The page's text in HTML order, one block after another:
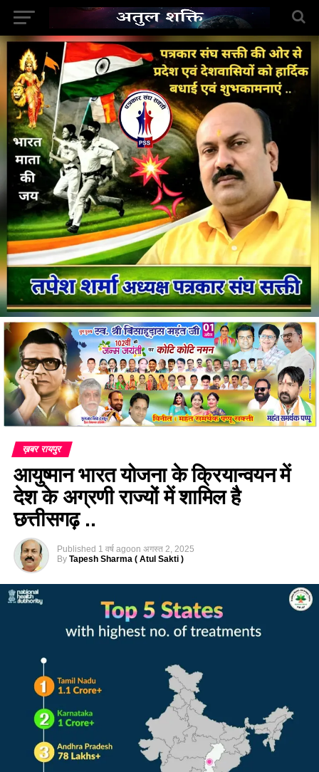
ख़बर रायपुर
आयुष्मान भारत योजना के क्रियान्वयन में
देश के अग्रणी राज्यों में शामिल है
छत्तीसगढ़ ..
Published 1 वर्ष agoon अगस्त 2, 2025
By Tapesh Sharma ( Atul Sakti )